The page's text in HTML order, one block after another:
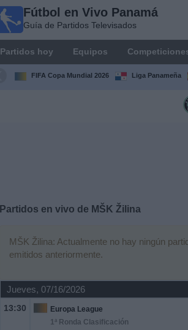
Fútbol en Vivo Panamá
Guía de Partidos Televisados
Partidos hoy Equipos
FIFA Copa Mundial 2026 Liga Panameña
Partidos en vivo de MŠK Žilina
MŠK Žilina: Actualmente no hay ningún
emitidos anteriormente.
Jueves, 07/16/2026
13:30
Europa League
1ª Ronda Clasificación